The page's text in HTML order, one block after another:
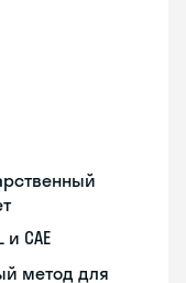
CAE
метод для